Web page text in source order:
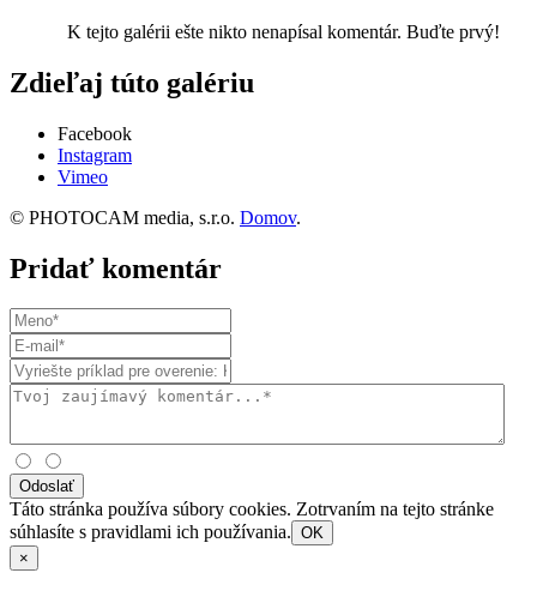
K tejto galérii ešte nikto nenapísal komentár. Buďte prvý!
Zdieľaj túto galériu
Facebook
Instagram
Vimeo
© PHOTOCAM media, s.r.o. Domov.
Pridať komentár
Odoslať
Táto stránka používa súbory cookies. Zotrvaním na tejto stránke
súhlasíte s pravidlami ich používania. OK
×